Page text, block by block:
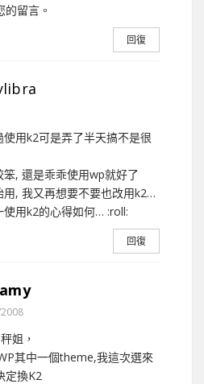
的留言。
回復
使用k2可是弄了半天搞不是很
笨, 還是乖乖使用wp就好了
用, 我又再想要不要也改用k2…
使用k2的心得如何… :roll:
回復
姐，
其中一個theme,我這次選來
定換K2